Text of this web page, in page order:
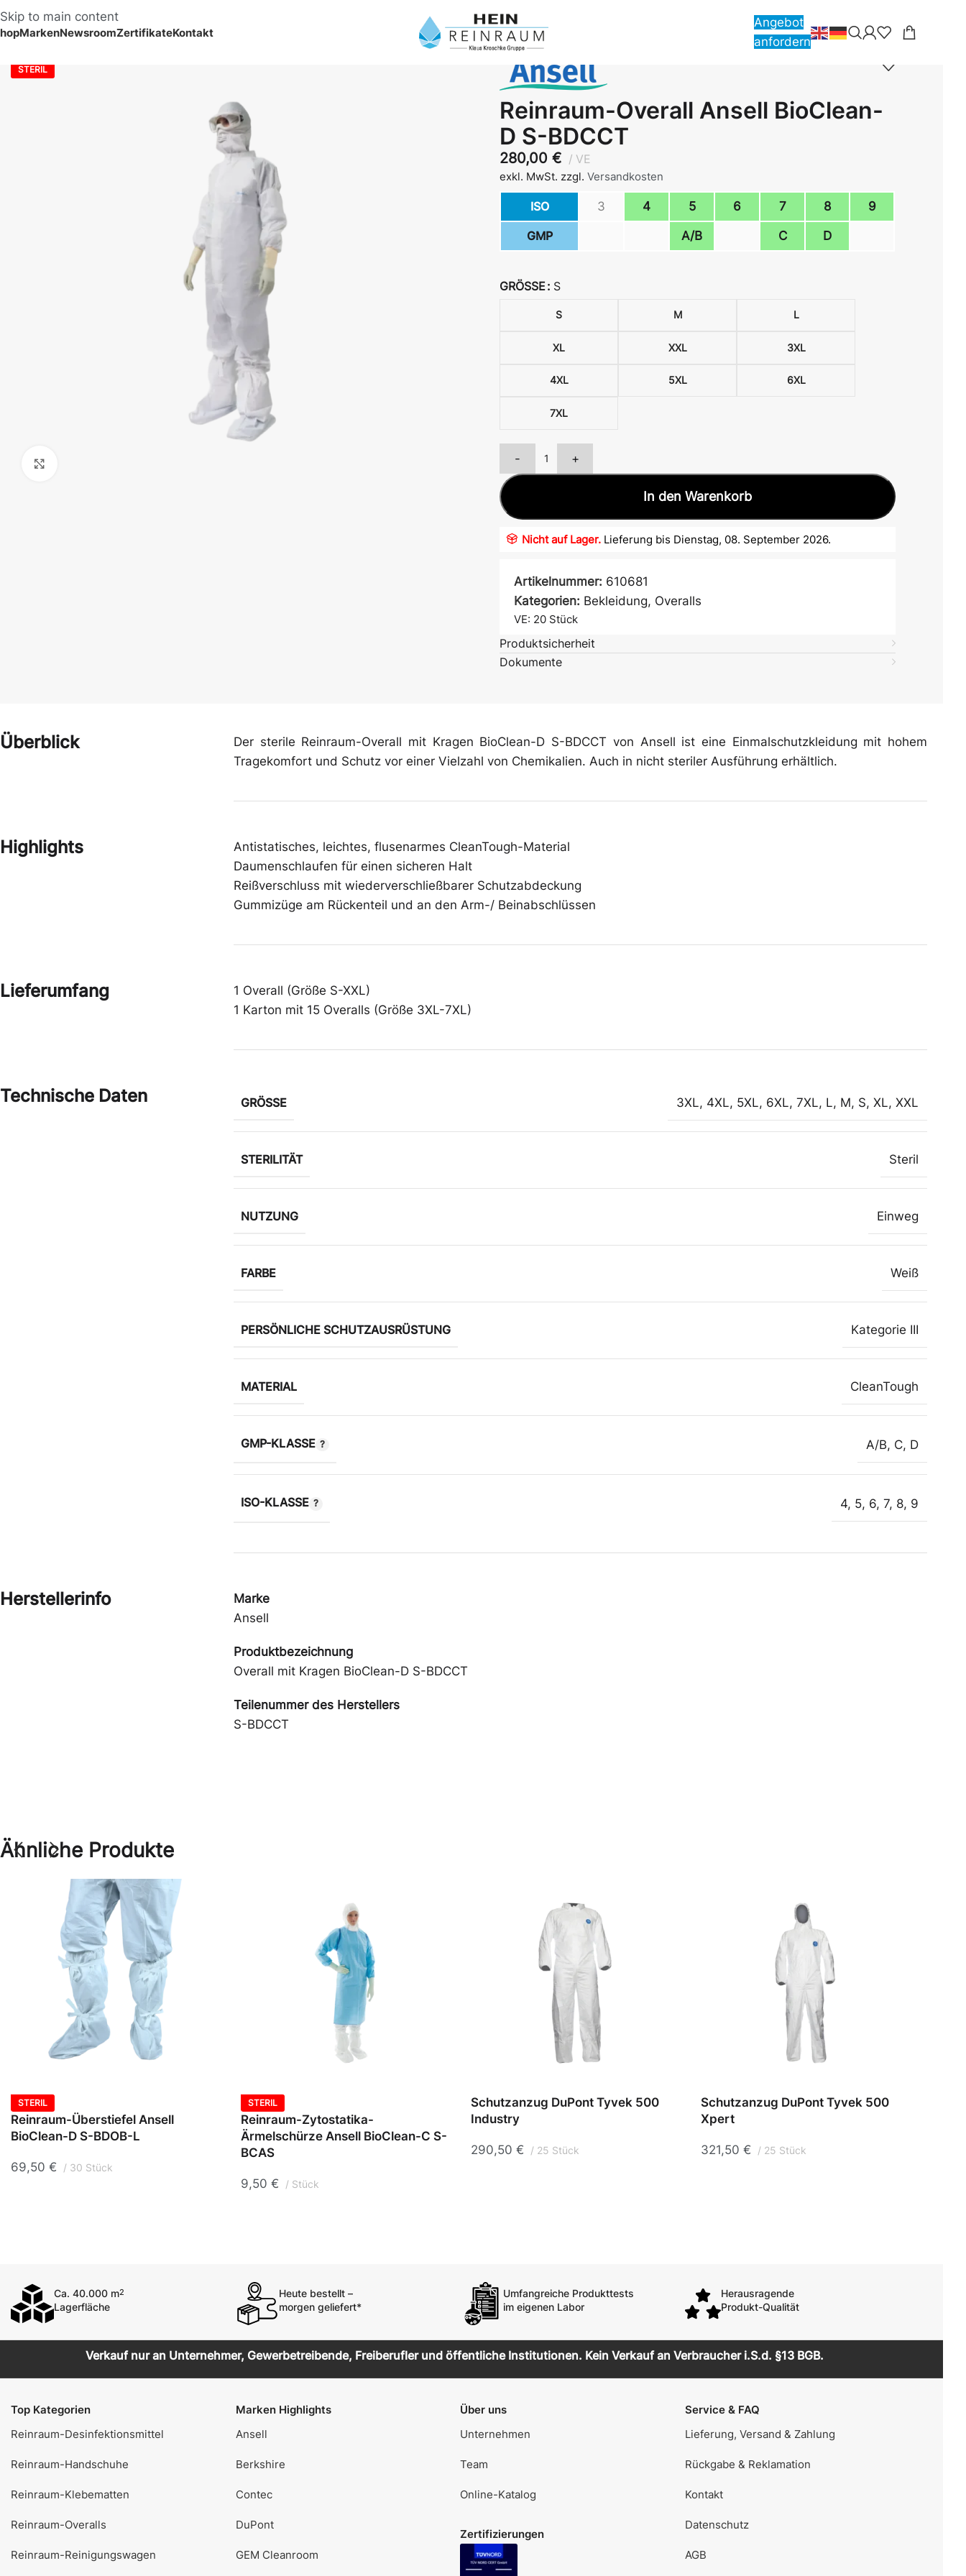
Skip to main content
Bekleidung
MarkenNewsroomZertifikateKontakt
Angebot
anfordern
STERIL
Reinraum-Overall Ansell BioClean-
D S-BDCCT
280,00 € VE
exkl. MwSt. zzgl. Versandkosten
ISO 3 4 5 6 7 8 9
GMP A/B C D
GRÖSSE S
S M L
XL XXL 3XL
4XL 5XL 6XL
7XL
- +
In den Warenkorb
Nicht auf Lager. Lieferung bis Dienstag, 08. September 2026.
Artikelnummer: 610681
Kategorien: Bekleidung, Overalls
VE: 20 Stück
Produktsicherheit
Dokumente
Überblick
Der sterile Reinraum-Overall mit Kragen BioClean-D S-BDCCT von Ansell ist eine Einmalschutzkleidung mit hohem
Tragekomfort und Schutz vor einer Vielzahl von Chemikalien. Auch in nicht steriler Ausführung erhältlich.
Highlights
Antistatisches, leichtes, flusenarmes CleanTough-Material
Daumenschlaufen für einen sicheren Halt
Reißverschluss mit wiederverschließbarer Schutzabdeckung
Gummizüge am Rückenteil und an den Arm-/ Beinabschlüssen
Lieferumfang
1 Overall (Größe S-XXL)
1 Karton mit 15 Overalls (Größe 3XL-7XL)
Technische Daten GRÖSSE 3XL, 4XL, 5XL, 6XL, 7XL, L, M, S, XL, XXL
STERILITÄT Steril
NUTZUNG Einweg
FARBE Weiß
PERSÖNLICHE SCHUTZAUSRÜSTUNG Kategorie III
MATERIAL CleanTough
GMP-KLASSE A/B, C, D
ISO-KLASSE 4, 5, 6, 7, 8, 9
Herstellerinfo
Marke
Ansell
Produktbezeichnung
Overall mit Kragen BioClean-D S-BDCCT
Teilenummer des Herstellers
S-BDCCT
Ähnliche Produkte
STERIL
Reinraum-Überstiefel Ansell
BioClean-D S-BDOB-L
69,50 € 30 Stück
STERIL
Reinraum-Zytostatika-
Ärmelschürze Ansell BioClean-C S-
BCAS
9,50 € Stück
Schutzanzug DuPont Tyvek 500
Industry
290,50 € 25 Stück
Schutzanzug DuPont Tyvek 500
Xpert
321,50 € 25 Stück
Ca. 40.000 m2
Lagerfläche
Heute bestellt –
morgen geliefert*
Umfangreiche Produkttests
im eigenen Labor
Herausragende
Produkt-Qualität
Verkauf nur an Unternehmer, Gewerbetreibende, Freiberufler und öffentliche Institutionen. Kein Verkauf an Verbraucher i.S.d. §13 BGB.
Top Kategorien
Reinraum-Desinfektionsmittel
Reinraum-Handschuhe
Reinraum-Klebematten
Reinraum-Overalls
Reinraum-Reinigungswagen
Marken Highlights
Ansell
Berkshire
Contec
DuPont
GEM Cleanroom
Über uns
Unternehmen
Team
Online-Katalog
Zertifizierungen
Service & FAQ
Lieferung, Versand & Zahlung
Rückgabe & Reklamation
Kontakt
Datenschutz
AGB